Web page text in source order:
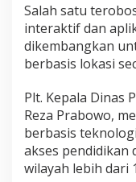
Salah satu
interaktif dan
dikembangkan
berbasis lokasi
Plt. Kepala Dinas
Reza Prabowo,
berbasis
akses pendidikan
wilayah lebih dari